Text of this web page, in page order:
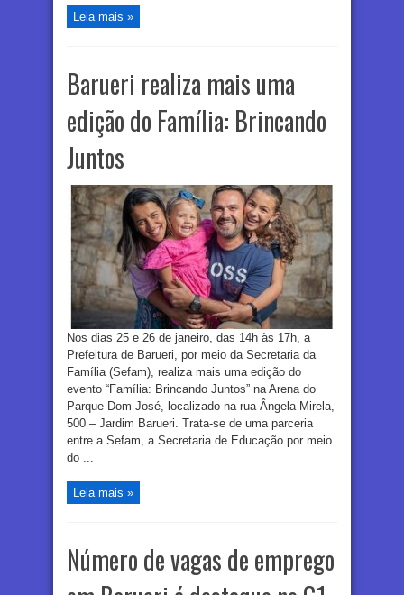
Leia mais »
Barueri realiza mais uma
edição do Família: Brincando
Juntos
Nos dias 25 e 26 de janeiro, das 14h às 17h, a
Prefeitura de Barueri, por meio da Secretaria da
Família (Sefam), realiza mais uma edição do
evento “Família: Brincando Juntos” na Arena do
Parque Dom José, localizado na rua Ângela Mirela,
500 – Jardim Barueri. Trata-se de uma parceria
entre a Sefam, a Secretaria de Educação por meio
do ...
Leia mais »
Número de vagas de emprego